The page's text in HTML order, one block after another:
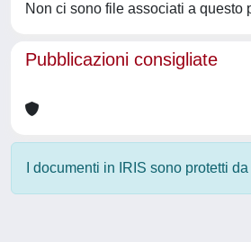
Non ci sono file associati a questo
Pubblicazioni consigliate
I documenti in IRIS sono protetti